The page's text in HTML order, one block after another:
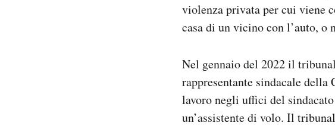
violenza privata per cui viene
casa di un vicino con l’auto, o
Nel gennaio del 2022 il
rappresentante sindacale
lavoro negli uffici del
un’assistente di volo. Il